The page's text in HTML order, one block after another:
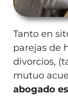
Tanto en
parejas de
divorcios,
mutuo
abogado